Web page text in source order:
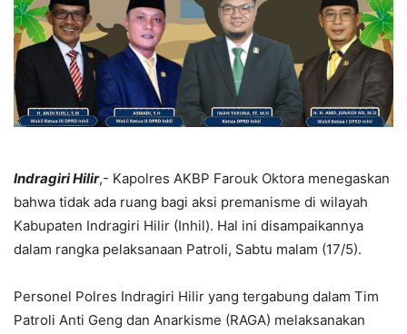
Indragiri Hilir,- Kapolres AKBP Farouk Oktora menegaskan
bahwa tidak ada ruang bagi aksi premanisme di wilayah
Kabupaten Indragiri Hilir (Inhil). Hal ini disampaikannya
dalam rangka pelaksanaan Patroli, Sabtu malam (17/5).
Personel Polres Indragiri Hilir yang tergabung dalam Tim
Patroli Anti Geng dan Anarkisme (RAGA) melaksanakan